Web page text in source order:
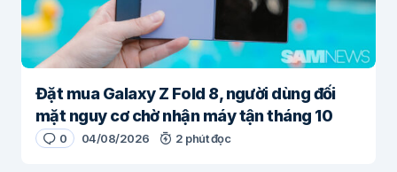
Đặt mua Galaxy Z Fold 8, người dùng đối
mặt nguy cơ chờ nhận máy tận tháng 10
0 04/08/2026 2 phút đọc